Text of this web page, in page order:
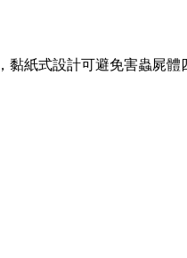
紙式設計可避免害蟲屍